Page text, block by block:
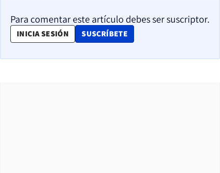
Para comentar este artículo debes ser suscriptor.
INICIA SESIÓN SUSCRÍBETE
OPENS IN NEW WINDOW